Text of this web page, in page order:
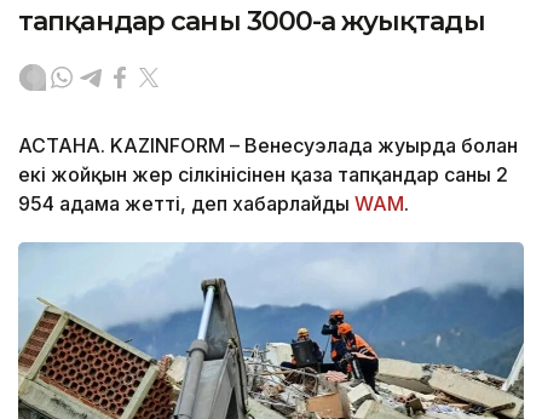
тапқандар саны 3000-ға жуықтады
АСТАНА. KAZINFORM – Венесуэлада жуырда болған
екі жойқын жер сілкінісінен қаза тапқандар саны 2
954 адамға жетті, деп хабарлайды WAM.